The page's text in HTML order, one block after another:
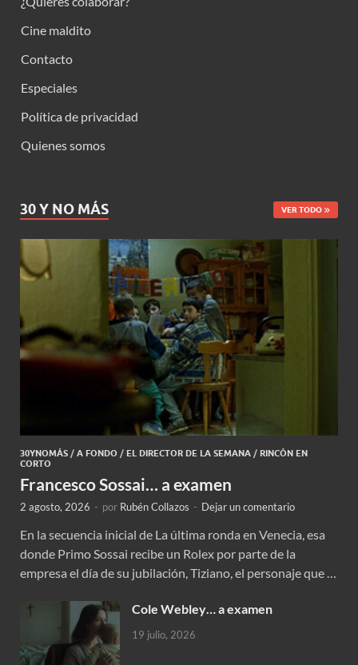
Cine maldito
Contacto
Especiales
Política de privacidad
Quienes somos
30 Y NO MÁS VER TODO
30YNOMÁS / A FONDO / EL DIRECTOR DE LA SEMANA / RINCÓN EN
CORTO
Francesco Sossai… a examen
2 agosto, 2026 - por Rubén Collazos - Dejar un comentario
En la secuencia inicial de La última ronda en Venecia, esa
donde Primo Sossai recibe un Rolex por parte de la
empresa el día de su jubilación, Tiziano, el personaje que …
Cole Webley… a examen
19 julio, 2026